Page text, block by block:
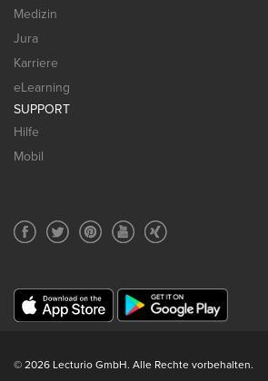
Medizin
Jura
Karriere
eLearning
SUPPORT
Hilfe
Mobil
© 2026 Lecturio GmbH. Alle Rechte vorbehalten.